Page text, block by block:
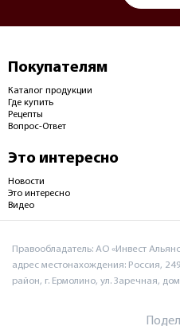
Покупателям
Каталог продукции
Где купить
Рецепты
Вопрос-Ответ
Это интересно
Новости
Это интересно
Видео
Правообладатель: АО «Инвест
адрес местонахождения: Россия,
район, г. Ермолино, ул. Заречная,